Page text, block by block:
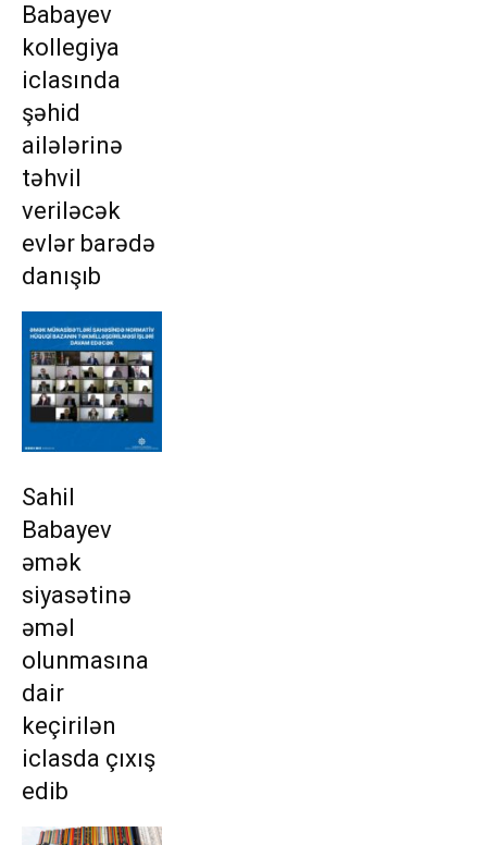
Babayev
kollegiya
iclasında
şəhid
ailələrinə
təhvil
veriləcək
evlər barədə
danışıb
Sahil
Babayev
əmək
siyasətinə
əməl
olunmasına
dair
keçirilən
iclasda çıxış
edib